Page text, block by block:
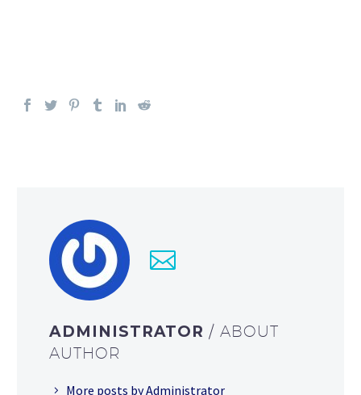
ADMINISTRATOR/ ABOUT
AUTHOR
More posts by Administrator